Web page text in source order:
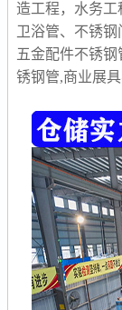
造工程，水务
卫浴管、不锈
五金配件不锈
锈钢管,商业展